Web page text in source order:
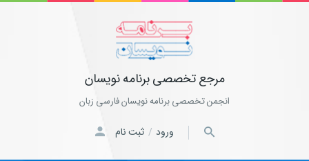
مرجع تخصصی برنامه نویسان
انجمن تخصصی برنامه نویسان فارسی زبان
ورود / ثبت نام